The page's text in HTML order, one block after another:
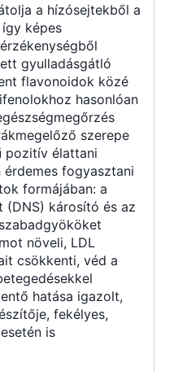
a hízósejtekből a
képes
gyulladásgátló
flavonoidok közé
hasonlóan
szerepe
pozitív élattani
fogyasztani
formájában: a
(DNS) károsító és az
növeli, LDL
csökkenti, véd a
hatása igazolt,
fekélyes,
is